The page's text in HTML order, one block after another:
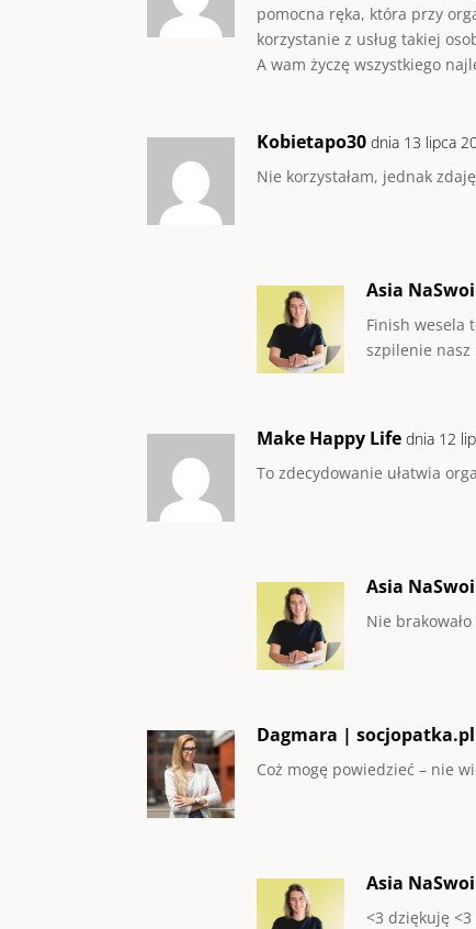
pomocna ręka, która przy
korzystanie z usług takiej
A wam życzę wszystkiego
Kobietapo30 dnia 13 lipca
Nie korzystałam, jednak
Asia
Finish wesela
szpilenie nasz
Make Happy Life dnia 12
To zdecydowanie ułatwia
Asia
Nie brakowało
Dagmara | socjopatka.pl
Coż mogę powiedzieć – nie
Asia
<3 dziękuję <3